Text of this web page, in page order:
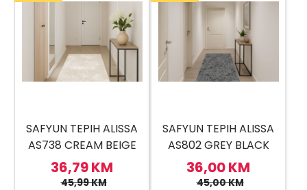
SAFYUN TEPIH ALISSA
AS738 CREAM BEIGE
80X150
36,79 KM
45,99 KM
SAFYUN TEPIH ALISSA
AS802 GREY BLACK
80X150
36,00 KM
45,00 KM